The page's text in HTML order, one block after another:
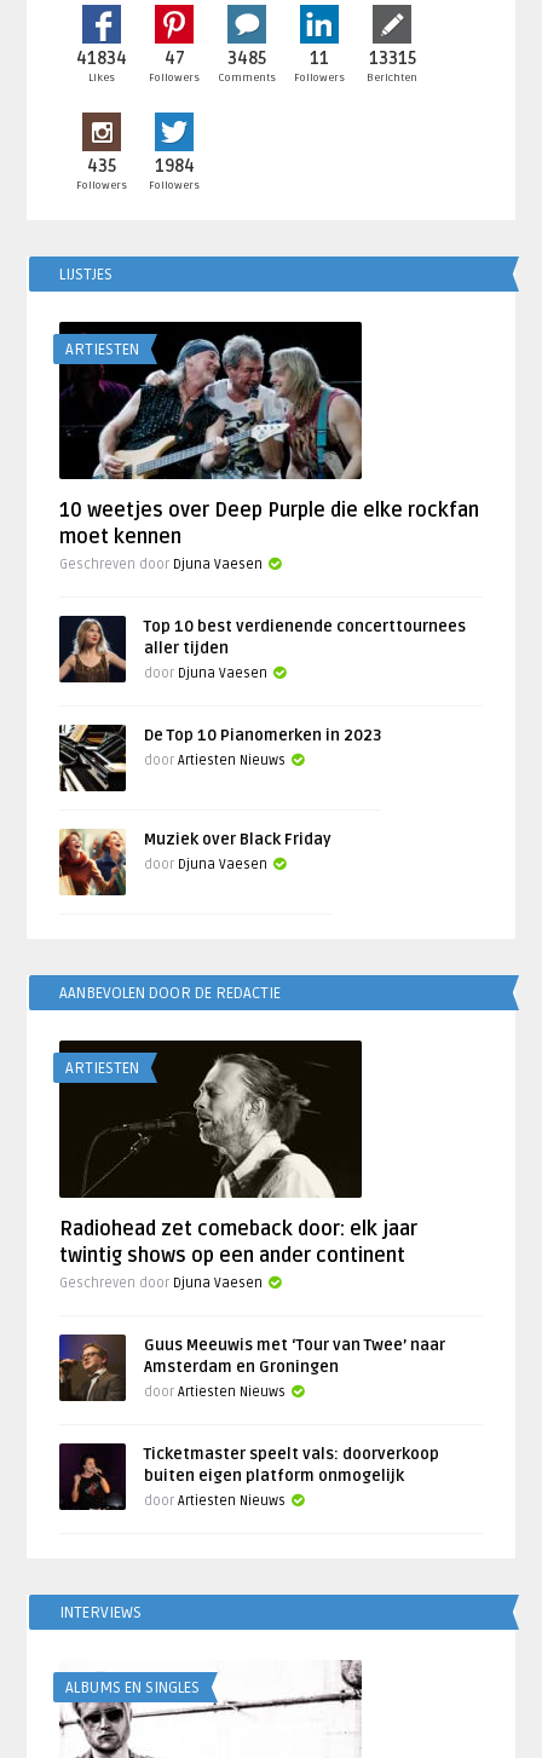
41834
Likes
47
Followers
3485
Comments
11
Followers
13315
Berichten
435
Followers
1984
Followers
LIJSTJES
ARTIESTEN
10 weetjes over Deep Purple die elke rockfan
moet kennen
Geschreven door Djuna Vaesen
Top 10 best verdienende concerttournees
aller tijden
door Djuna Vaesen
De Top 10 Pianomerken in 2023
doorArtiesten Nieuws
Muziek over Black Friday
door Djuna Vaesen
AANBEVOLEN DOOR DE REDACTIE
ARTIESTEN
Radiohead zet comeback door: elk jaar
twintig shows op een ander continent
Geschreven door Djuna Vaesen
Guus Meeuwis met ‘Tour van Twee’ naar
Amsterdam en Groningen
doorArtiesten Nieuws
Ticketmaster speelt vals: doorverkoop
buiten eigen platform onmogelijk
doorArtiesten Nieuws
INTERVIEWS
ALBUMS EN SINGLES